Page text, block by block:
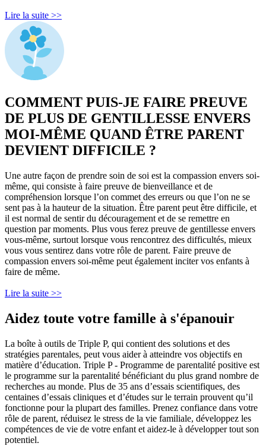
Lire la suite >>
COMMENT PUIS-JE FAIRE PREUVE
DE PLUS DE GENTILLESSE ENVERS
MOI-MÊME QUAND ÊTRE PARENT
DEVIENT DIFFICILE ?
Une autre façon de prendre soin de soi est la compassion envers soi-
même, qui consiste à faire preuve de bienveillance et de
compréhension lorsque l’on commet des erreurs ou que l’on ne se
sent pas à la hauteur de la situation. Être parent peut être difficile, et
il est normal de sentir du découragement et de se remettre en
question par moments. Plus vous ferez preuve de gentillesse envers
vous-même, surtout lorsque vous rencontrez des difficultés, mieux
vous vous sentirez dans votre rôle de parent. Faire preuve de
compassion envers soi-même peut également inciter vos enfants à
faire de même.
Lire la suite >>
Aidez toute votre famille à s'épanouir
La boîte à outils de Triple P, qui contient des solutions et des
stratégies parentales, peut vous aider à atteindre vos objectifs en
matière d’éducation. Triple P - Programme de parentalité positive est
le programme sur la parentalité bénéficiant du plus grand nombre de
recherches au monde. Plus de 35 ans d’essais scientifiques, des
centaines d’essais cliniques et d’études sur le terrain prouvent qu’il
fonctionne pour la plupart des familles. Prenez confiance dans votre
rôle de parent, réduisez le stress de la vie familiale, développez les
compétences de vie de votre enfant et aidez-le à développer tout son
potentiel.